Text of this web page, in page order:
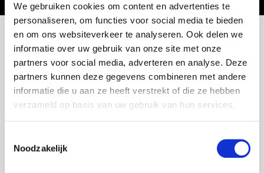
We gebruiken cookies om content en advertenties te
personaliseren, om functies voor social media te bieden
en om ons websiteverkeer te analyseren. Ook delen we
informatie over uw gebruik van onze site met onze
partners voor social media, adverteren en analyse. Deze
partners kunnen deze gegevens combineren met andere
informatie die u aan ze heeft verstrekt of die ze hebben
verzameld op basis van uw gebruik van hun services.
Noodzakelijk
Wij helpen u uit de nood
Wat bij pech?
Wij vinden dat Volvo eigenaars enkel het allerbeste
moeilijkheden.